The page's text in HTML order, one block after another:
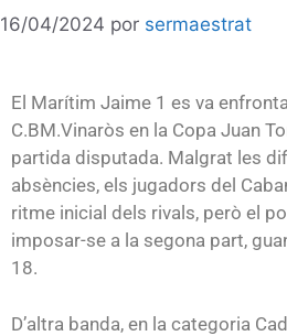
16/04/2024 por sermaestrat
El Marítim Jaime 1 es va
C.BM.Vinaròs en la Copa Juan
partida disputada. Malgrat les
absències, els jugadors del
ritme inicial dels rivals, però el
imposar-se a la segona part,
18.
D’altra banda, en la categoria